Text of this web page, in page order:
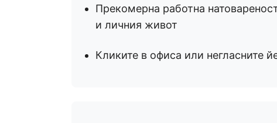
Прекомерна работна
и личния живот
Кликите в офиса или негласните